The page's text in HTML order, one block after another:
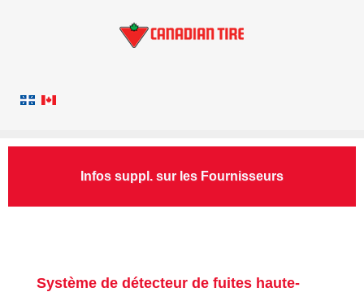
Infos suppl. sur les Fournisseurs
Système de détecteur de fuites haute-